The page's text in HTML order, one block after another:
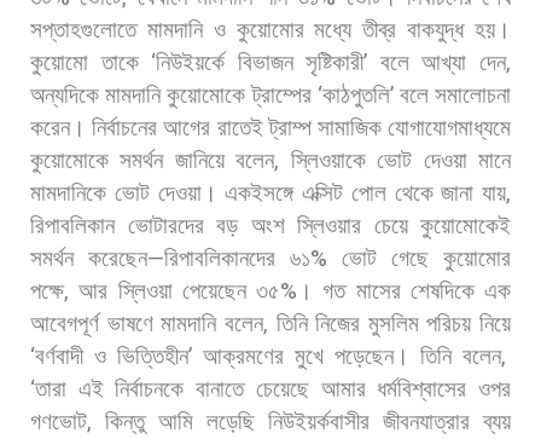
সপ্তাহগুলোতে মামদানি ও কুয়োমোর মধ্যে তীব্র বাকযুদ্ধ হয়।
কুয়োমো তাকে‘নিউইয়র্কে বিভাজন সৃষ্টিকারী’ বলে আখ্যা দেন,
অন্যদিকে মামদানি কুয়োমোকে ট্রাম্পের‘কাঠপুতলি’ বলে সমালোচনা
করেন। নির্বাচনের আগের রাতেই ট্রাম্প সামাজিক যোগাযোগমাধ্যমে
কুয়োমোকে সমর্থন জানিয়ে বলেন, স্লিওয়াকে ভোট দেওয়া মানে
মামদানিকে ভোট দেওয়া। একইসঙ্গে এক্সিট পোল থেকে জানা যায়,
রিপাবলিকান ভোটারদের বড় অংশ স্লিওয়ার চেয়ে কুয়োমোকেই
সমর্থন করেছেন—রিপাবলিকানদের ৬১% ভোট গেছে কুয়োমোর
পক্ষে,আর স্লিওয়া পেয়েছেন ৩৫% । গত মাসের শেষদিকে এক
আবেগপূর্ণ ভাষণে মামদানি বলেন, তিনি নিজের মুসলিম পরিচয় নিয়ে
‘বর্ণবাদী ও ভিত্তিহীন’ আক্রমণের মুখে পড়েছেন। তিনি বলেন,
‘তারা এই নির্বাচনকে বানাতে চেয়েছে আমার ধর্মবিশ্বাসের ওপর
গণভোট, কিন্তু আমি লড়েছি নিউইয়র্কবাসীর জীবনযাত্রার ব্যয়